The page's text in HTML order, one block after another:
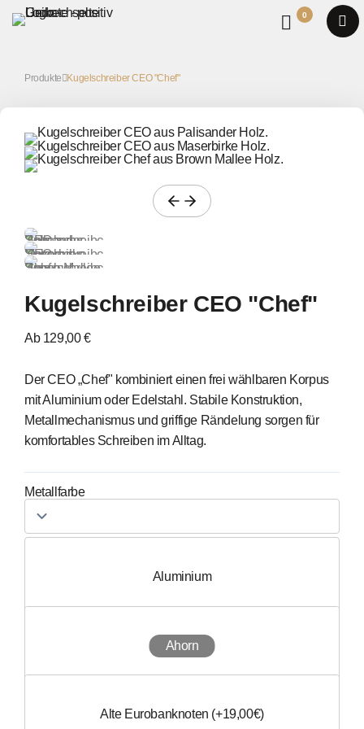
0
Produkte Kugelschreiber CEO "Chef"
Kugelschreiber CEO "Chef"
Ab 129,00 €
Der CEO „Chef" kombiniert einen frei wählbaren Korpus
mit Aluminium oder Edelstahl. Stabile Konstruktion,
Metallmechanismus und griffige Rändelung sorgen für
komfortables Schreiben im Alltag.
Metallfarbe
Aluminium
Edelstahl
Ahorn
Amaranth (+5,00€)
Alte Eurobanknoten (+19,00€)